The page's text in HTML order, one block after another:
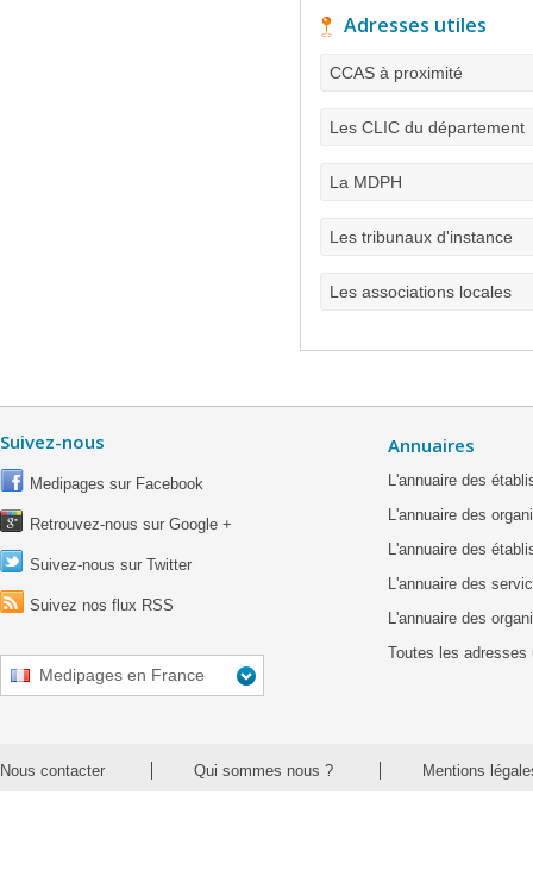
Adresses utiles
CCAS à proximité
Les CLIC du département
La MDPH
Les tribunaux d'instance
Les associations locales
Suivez-nous
Medipages sur Facebook
Retrouvez-nous sur Google +
Suivez-nous sur Twitter
Suivez nos flux RSS
Medipages en France
Annuaires
L'annuaire des
L'annuaire des
L'annuaire des
L'annuaire des
L'annuaire des
Toutes les adresses
Nous contacter Qui sommes nous ? Mentions